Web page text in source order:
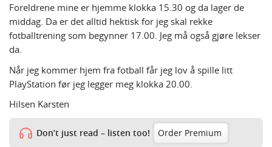
Foreldrene mine er hjemme klokka 15.30 og da lager de
middag. Da er det alltid hektisk for jeg skal rekke
fotballtrening som begynner 17.00. Jeg må også gjøre lekser
da.
Når jeg kommer hjem fra fotball får jeg lov å spille litt
PlayStation før jeg legger meg klokka 20.00.
Hilsen Karsten
Don’t just read – listen too! Order Premium